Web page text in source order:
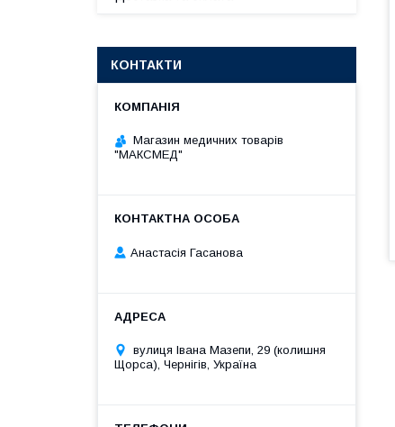
КОНТАКТИ
Магазин медичних товарів
"МАКСМЕД"
Анастасія Гасанова
вулиця Івана Мазепи, 29 (колишня
Щорса), Чернігів, Україна